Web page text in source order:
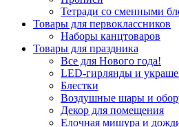
Тетради со сменными
Товары для первоклассников
Наборы канцтоваров
Товары для праздника
Все для Нового года!
LED-гирлянды и
Блестки
Воздушные шары и
Декор для помещения
Елочная мишура и